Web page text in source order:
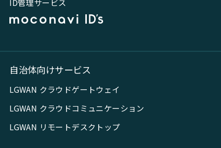
自治体向けサービス
LGWAN クラウドゲートウェイ
LGWAN クラウドコミュニケーション
LGWAN リモートデスクトップ